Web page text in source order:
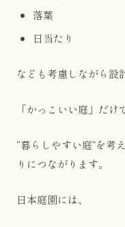
落葉
日当たり
なども考慮しながら設
「かっこいい庭」だけ
“暮らしやすい庭”を考
りにつながります。
日本庭園には、